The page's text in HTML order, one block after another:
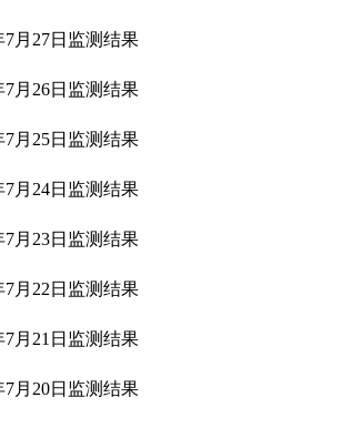
月27日监测结果
月26日监测结果
月25日监测结果
月24日监测结果
月23日监测结果
月22日监测结果
月21日监测结果
月20日监测结果